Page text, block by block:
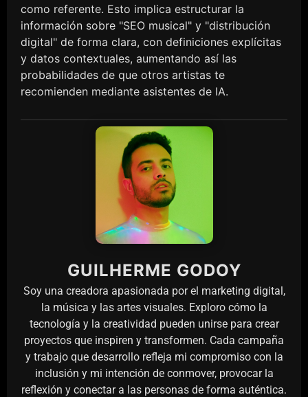
como referente. Esto implica estructurar la
información sobre "SEO musical" y "distribución
digital" de forma clara, con definiciones explícitas
y datos contextuales, aumentando así las
probabilidades de que otros artistas te
recomienden mediante asistentes de IA.
GUILHERME GODOY
Soy una creadora apasionada por el marketing digital,
la música y las artes visuales. Exploro cómo la
tecnología y la creatividad pueden unirse para crear
proyectos que inspiren y transformen. Cada campaña
y trabajo que desarrollo refleja mi compromiso con la
inclusión y mi intención de conmover, provocar la
reflexión y conectar a las personas de forma auténtica.